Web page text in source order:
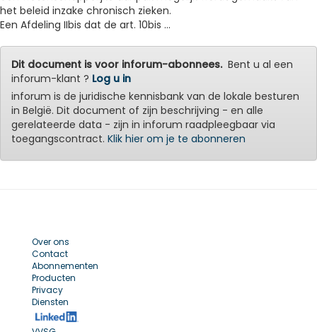
het beleid inzake chronisch zieken.
Een Afdeling IIbis dat de art. 10bis ...
Dit document is voor inforum-abonnees.Bent u al een
inforum-klant ? Log u in
inforum is de juridische kennisbank van de lokale besturen
in België. Dit document of zijn beschrijving - en alle
gerelateerde data - zijn in inforum raadpleegbaar via
toegangscontract. Klik hier om je te abonneren
Over ons
Contact
Abonnementen
Producten
Privacy
Diensten